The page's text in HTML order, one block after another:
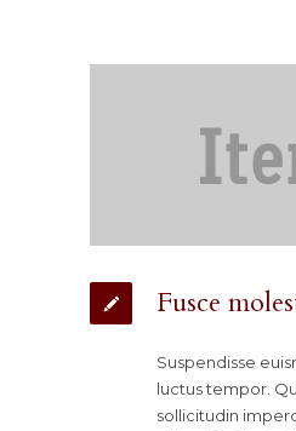
Fusce
Suspendisse
luctus tempor.
sollicitudin